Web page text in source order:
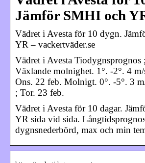
Jämför SMHI och
Vädret i Avesta för 10 dygn.
YR – vackertväder.se
Vädret i Avesta Tiodygnsprognos
Växlande molnighet. 1°. -2°. 4
Ons. 22 feb. Molnigt. 0°. -5°. 3
; Tor. 23 feb.
Vädret i Avesta för 10 dagar.
YR sida vid sida.
dygnsnederbörd, max och min